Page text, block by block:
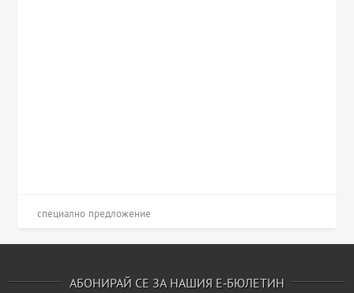
специално предложение
АБОНИРАЙ СЕ ЗА НАШИЯ Е-БЮЛЕТИН